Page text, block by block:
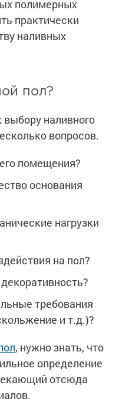
металла
для металла
полов
полимерных
практически
наливных
пол?
наливного
вопросов.
помещения?
основания
нагрузки
на пол?
требования
и т.д.)?
, нужно знать, что
определение
отсюда